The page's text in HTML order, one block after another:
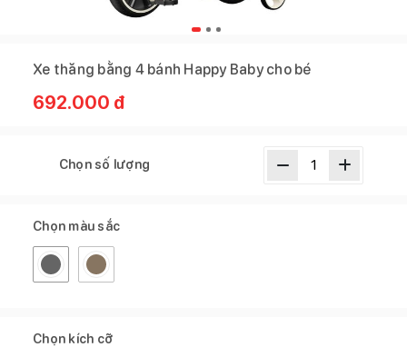
Xe thăng bằng 4 bánh Happy Baby cho bé
692.000 đ
Chọn số lượng
Chọn màu sắc
Chọn kích cỡ